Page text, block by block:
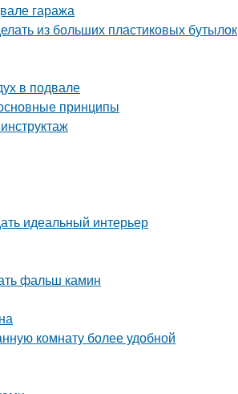
гаража
из больших пластиковых бутылок
в подвале
принципы
идеальный интерьер
фальш камин
комнату более удобной